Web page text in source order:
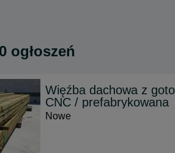
ogłoszeń
Więźba dachowa z
CNC / prefabrykowana
Nowe